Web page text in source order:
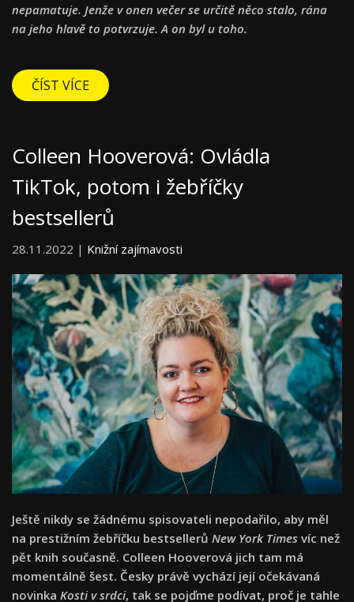
nepamatuje. Jenže v onen večer se určitě něco stalo, rána
na jeho hlavě to potvrzuje. A on byl u toho.
ČÍST VÍCE
Colleen Hooverová: Ovládla
TikTok, potom i žebříčky
bestsellerů
28.11.2022 | Knižní zajímavosti
Ještě nikdy se žádnému spisovateli nepodařilo, aby měl
na prestižním žebříčku bestsellerů New York Times víc než
pět knih současně. Colleen Hooverová jich tam má
momentálně šest. Česky právě vychází její očekávaná
novinka Kosti v srdci, tak se pojďme podívat, proč je tahle